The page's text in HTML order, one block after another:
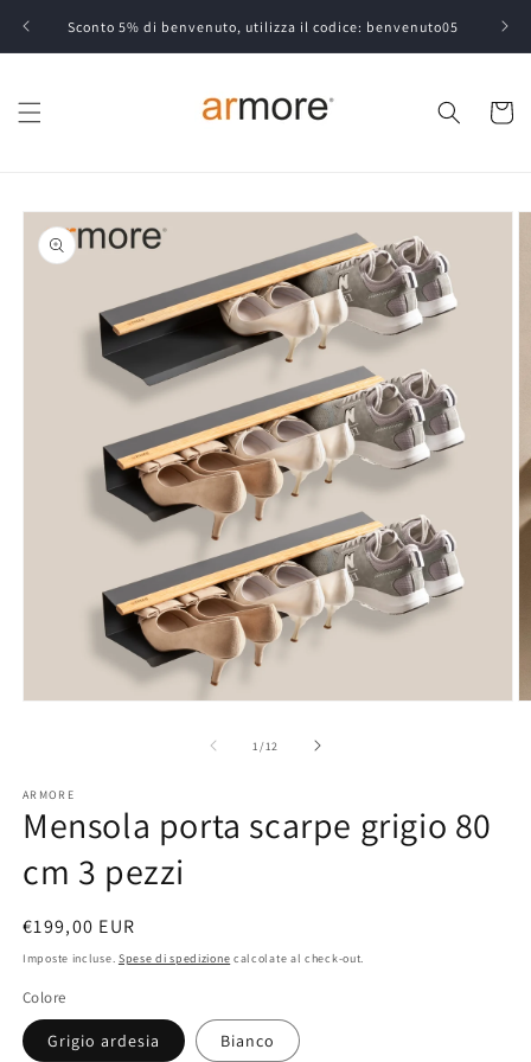
direttamente
Sconto 5% di benvenuto, utilizza il codice: benvenuto05
Carrello
Passa alle
informazioni
sul prodotto
finestra
modale
1 /su
12
ARMORE
Mensola porta scarpe grigio 80
cm 3 pezzi
Prezzo
di
€199,00 EUR
Imposte incluse. Spese di spedizione calcolate al check-out.
Colore
Grigio ardesia Bianco